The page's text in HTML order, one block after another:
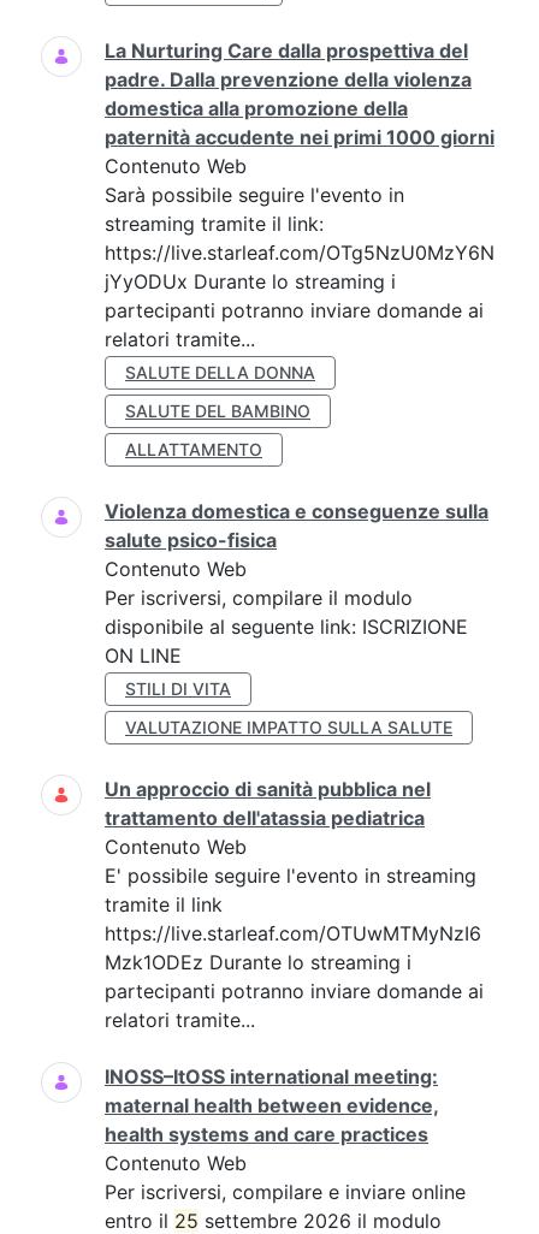
La Nurturing Care dalla prospettiva del
padre. Dalla prevenzione della violenza
domestica alla promozione della
paternità accudente nei primi 1000 giorni
Contenuto Web
Sarà possibile seguire l'evento in
streaming tramite il link:
https://live.starleaf.com/OTg5NzU0MzY6N
jYyODUx Durante lo streaming i
partecipanti potranno inviare domande ai
relatori tramite...
SALUTE DELLA DONNA
SALUTE DEL BAMBINO
ALLATTAMENTO
Violenza domestica e conseguenze sulla
salute psico-fisica
Contenuto Web
Per iscriversi, compilare il modulo
disponibile al seguente link: ISCRIZIONE
ON LINE
STILI DI VITA
VALUTAZIONE IMPATTO SULLA SALUTE
Un approccio di sanità pubblica nel
trattamento dell'atassia pediatrica
Contenuto Web
E' possibile seguire l'evento in streaming
tramite il link
https://live.starleaf.com/OTUwMTMyNzI6
Mzk1ODEz Durante lo streaming i
partecipanti potranno inviare domande ai
relatori tramite...
INOSS–ItOSS international meeting:
maternal health between evidence,
health systems and care practices
Contenuto Web
Per iscriversi, compilare e inviare online
entro il 25 settembre 2026 il modulo